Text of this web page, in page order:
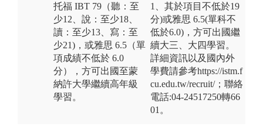
托福 IBT 79（聽：至
少12、說：至少18、
讀：至少13、寫：至
少21)，或雅思 6.5（單
項成績不低於 6.0
分），方可出國至蒙
納許大學繼續高年級
學習。
1、其於項目不低於19
分)或雅思 6.5(單科不
低於6.0)，方可出國繼
續大三、大四學習。
詳細資訊以及國內外
學費請參考https://istm.f
cu.edu.tw/recruit/；聯絡
電話:04-24517250轉66
01。